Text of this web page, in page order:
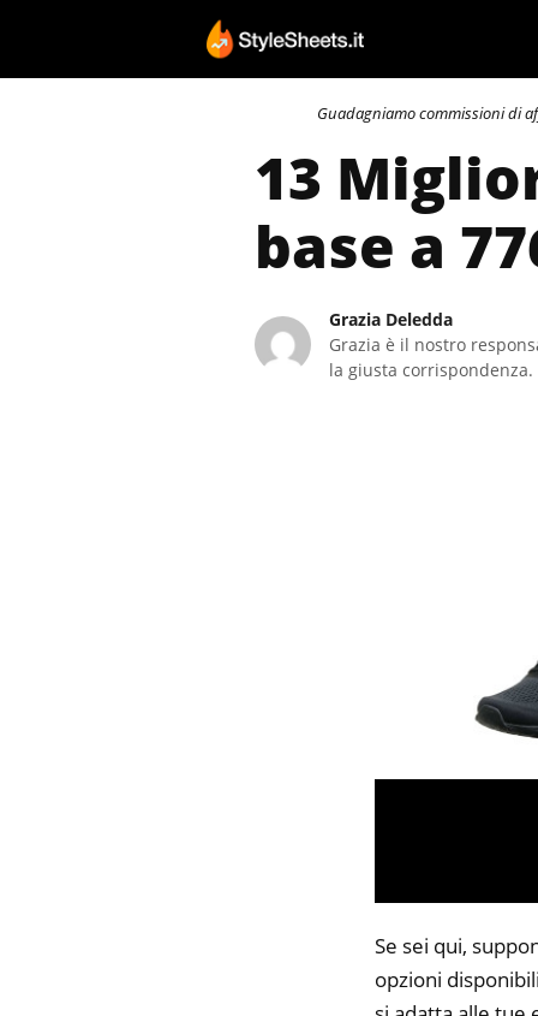
contenuto
Guadagniamo commissioni di
13
base a
Grazia Deledda
Grazia è il nostro
la giusta
Se sei qui,
opzioni